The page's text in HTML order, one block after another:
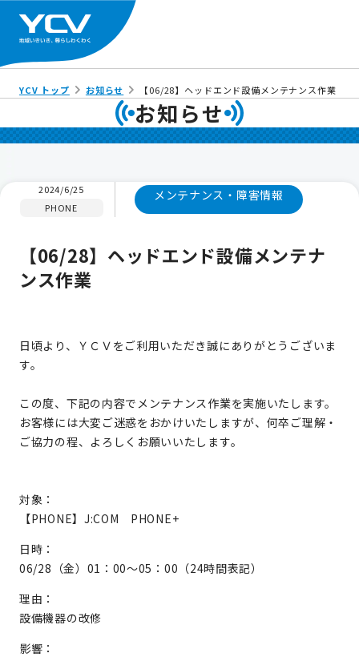
YCV トップ お知らせ 【06/28】ヘッドエンド設備メンテナンス作業
お知らせ
2024/6/25
PHONE
メンテナンス・障害情報
【06/28】ヘッドエンド設備メンテナ
ンス作業
日頃より、ＹＣＶをご利用いただき誠にありがとうございま
す。
この度、下記の内容でメンテナンス作業を実施いたします。
お客様には大変ご迷惑をおかけいたしますが、何卒ご理解・
ご協力の程、よろしくお願いいたします。
対象：
【PHONE】J:COM PHONE+
日時：
06/28（金）01：00～05：00（24時間表記）
理由：
設備機器の改修
影響：